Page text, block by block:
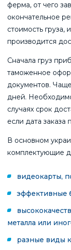
ферма, от чего
окончательное
стоимость груза,
производится
Сначала груз
таможенное
документов.
дней.
случаях срок
если дата заказа
В основном
комплектующие
видеокарты,
эффективные
металла или
разные виды